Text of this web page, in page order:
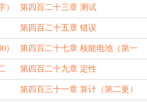
） 第四百二十三章 测试
第四百二十五章 错误
） 第四百二十七章 核能电池（第一
更）
第四百二十九章 定性
第四百三十一章 算计（第二更）